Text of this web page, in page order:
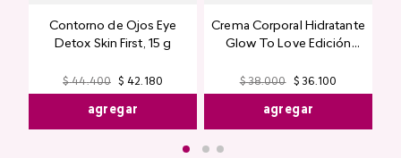
Contorno de Ojos Eye
Detox Skin First, 15 g
$ 44.400 $ 42.180
agregar
Crema Corporal Hidratante
Glow To Love Edición
$ 38.000 $ 36.100
agregar